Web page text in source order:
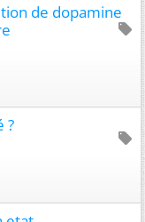
de dopamine
?